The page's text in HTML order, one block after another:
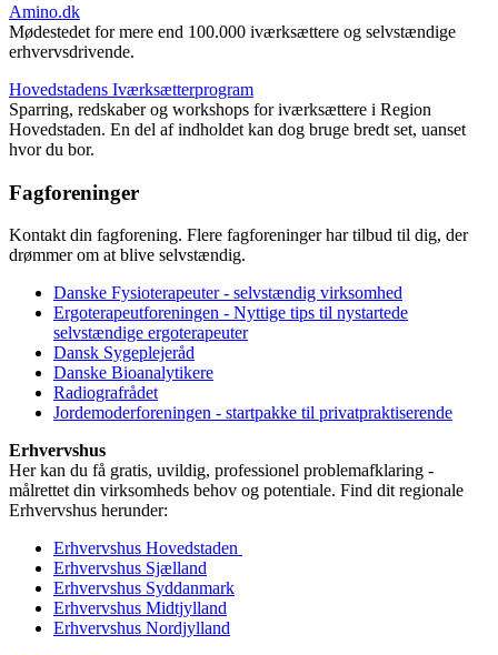
Amino.dk
Mødestedet for mere end 100.000 iværksættere og selvstændige
erhvervsdrivende.
Hovedstadens Iværksætterprogram
Sparring, redskaber og workshops for iværksættere i Region
Hovedstaden. En del af indholdet kan dog bruge bredt set, uanset
hvor du bor.
Fagforeninger
Kontakt din fagforening. Flere fagforeninger har tilbud til dig, der
drømmer om at blive selvstændig.
Danske Fysioterapeuter - selvstændig virksomhed
Ergoterapeutforeningen - Nyttige tips til nystartede
selvstændige ergoterapeuter
Dansk Sygeplejeråd
Danske Bioanalytikere
Radiografrådet
Jordemoderforeningen - startpakke til privatpraktiserende
Erhvervshus
Her kan du få gratis, uvildig, professionel problemafklaring -
målrettet din virksomheds behov og potentiale. Find dit regionale
Erhvervshus herunder:
Erhvervshus Hovedstaden
Erhvervshus Sjælland
Erhvervshus Syddanmark
Erhvervshus Midtjylland
Erhvervshus Nordjylland